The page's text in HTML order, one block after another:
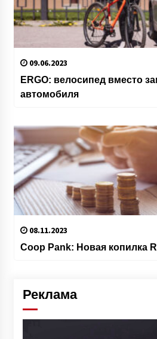
09.06.2023
ERGO: велосипед вместо
автомобиля
08.11.2023
Coop Pank: Новая копилка
Реклама